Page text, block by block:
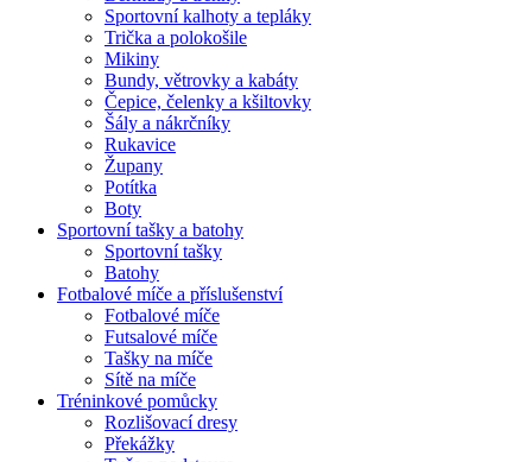
Sportovní kalhoty a tepláky
Trička a polokošile
Mikiny
Bundy, větrovky a kabáty
Čepice, čelenky a kšiltovky
Šály a nákrčníky
Rukavice
Župany
Potítka
Boty
Sportovní tašky a batohy
Sportovní tašky
Batohy
Fotbalové míče a příslušenství
Fotbalové míče
Futsalové míče
Tašky na míče
Sítě na míče
Tréninkové pomůcky
Rozlišovací dresy
Překážky